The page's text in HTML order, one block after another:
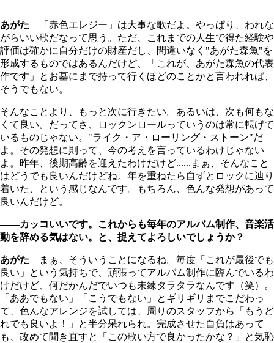
あがた 「赤色エレジー」は大事な歌だよ。やっぱり、われな
がらいい歌だなって思う。ただ、これまでの人生で得た経験や
評価は確かに自分だけの財産だし、間違いなく"あがた森魚"を
形成するものではあるんだけど、「これが、あがた森魚の代表
作です」とお墓にまで持って行くほどのことかと言われれば、
そうでもない。
そんなことより、もっと次に行きたい。あるいは、次も何もな
くて良い。だってさ、ロックンロールっていうのは常に転げて
いるものじゃない。"ライク・ア・ローリング・ストーン"だ
よ。その発想に則って、今の考えを言っているわけじゃない
よ。昨年、後期高齢を迎えたわけだけど......まぁ、そんなこと
はどうでも良いんだけどね。年を重ねたら自ずとロックに辿り
着いた、という感じなんです。もちろん、色んな発想があって
良いんだけど。
――カッコいいです。これからも毎年のアルバム制作、音楽活
動を辞める気はない。と、捉えてよろしいでしょうか？
あがた まぁ、そういうことになるね。毎度「これが最後でも
良い」という気持ちで、頑張ってアルバム制作に臨んでいるわ
けだけど、何だかんだでいつも未練タラタラなんです（笑）。
「ああでもない」「こうでもない」とギリギリまでこだわっ
て、色んなアレンジを試しては、周りのスタッフから「もうど
れでも良いよ！」と半分呆れられ。完成させた自負はあって
も、改めて聞き直すと「この歌い方で良かったかな？」と気恥